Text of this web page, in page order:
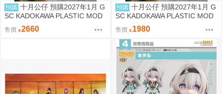
預購 十月公仔 預購2027年1月 G
SC KADOKAWA PLASTIC MOD
EL SERIES 狼與辛香料 赫蘿 DX
Ver 組裝模型 0907
售價 2660
預購 十月公仔 預購2027年1月 G
SC KADOKAWA PLASTIC MOD
EL SERIES 狼與辛香料 赫蘿 組
裝模型 0907
售價 1980